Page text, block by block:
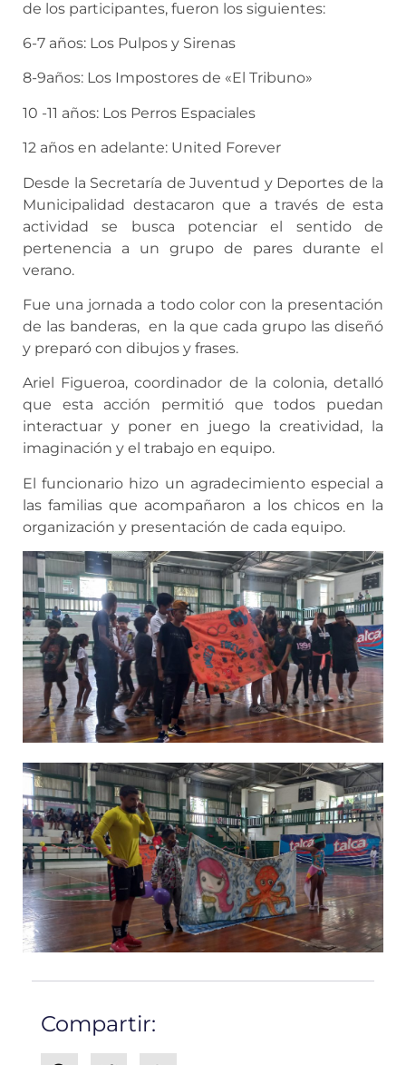
de los participantes, fueron los siguientes:
6-7 años: Los Pulpos y Sirenas
8-9años: Los Impostores de «El Tribuno»
10 -11 años: Los Perros Espaciales
12 años en adelante: United Forever
Desde la Secretaría de Juventud y Deportes de la
Municipalidad destacaron que a través de esta
actividad se busca potenciar el sentido de
pertenencia a un grupo de pares durante el
verano.
Fue una jornada a todo color con la presentación
de las banderas, en la que cada grupo las diseñó
y preparó con dibujos y frases.
Ariel Figueroa, coordinador de la colonia, detalló
que esta acción permitió que todos puedan
interactuar y poner en juego la creatividad, la
imaginación y el trabajo en equipo.
El funcionario hizo un agradecimiento especial a
las familias que acompañaron a los chicos en la
organización y presentación de cada equipo.
Compartir: